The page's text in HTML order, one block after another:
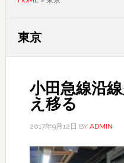
東京
小田急線沿
え移る
2017年9月12日 BY ADMIN